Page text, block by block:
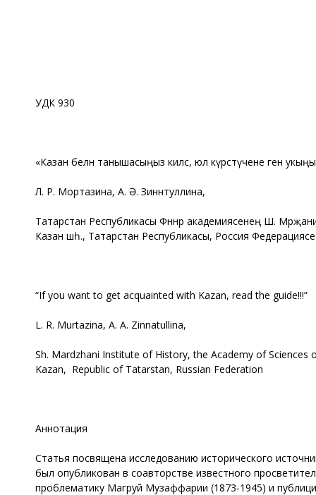
УДК 930
«Казан белән танышасыңыз килсә, юл күрсәтүчене генә
Л. Р. Мортазина, А. Ә. Зиннәтуллина,
Татарстан Республикасы Фәннәр академиясенең Ш.
Казан шәһ., Татарстан Республикасы, Россия Федерациясе
“If you want to get acquainted with Kazan, read the guide!!!”
L. R. Мurtazina, A. A. Zinnatullina,
Sh. Mardzhani Institute of History, the Academy of Sciences
Kazan, Republic of Tatarstan, Russian Federation
Аннотация
Статья посвящена исследованию исторического
был опубликован в соавторстве известного
проблематику Магруй Музаффарии (1873-1945) и